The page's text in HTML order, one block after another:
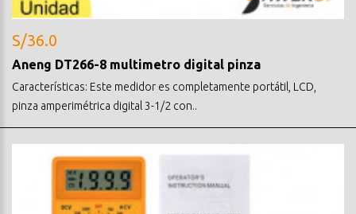
S/36.0
Aneng DT266-8 multimetro digital pinza
Características: Este medidor es completamente portátil, LCD,
pinza amperimétrica digital 3-1/2 con..